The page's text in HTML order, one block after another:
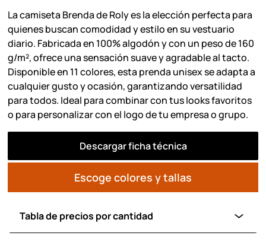
La camiseta Brenda de Roly es la elección perfecta para
quienes buscan comodidad y estilo en su vestuario
diario. Fabricada en 100% algodón y con un peso de 160
g/m², ofrece una sensación suave y agradable al tacto.
Disponible en 11 colores, esta prenda unisex se adapta a
cualquier gusto y ocasión, garantizando versatilidad
para todos. Ideal para combinar con tus looks favoritos
o para personalizar con el logo de tu empresa o grupo.
Descargar ficha técnica
Escoge colores y tallas
Tabla de precios por cantidad